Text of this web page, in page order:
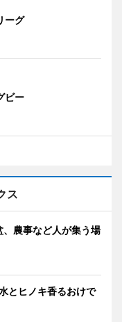
ーグ
ビー
ス
農事など人が集う場
とヒノキ香るおけで